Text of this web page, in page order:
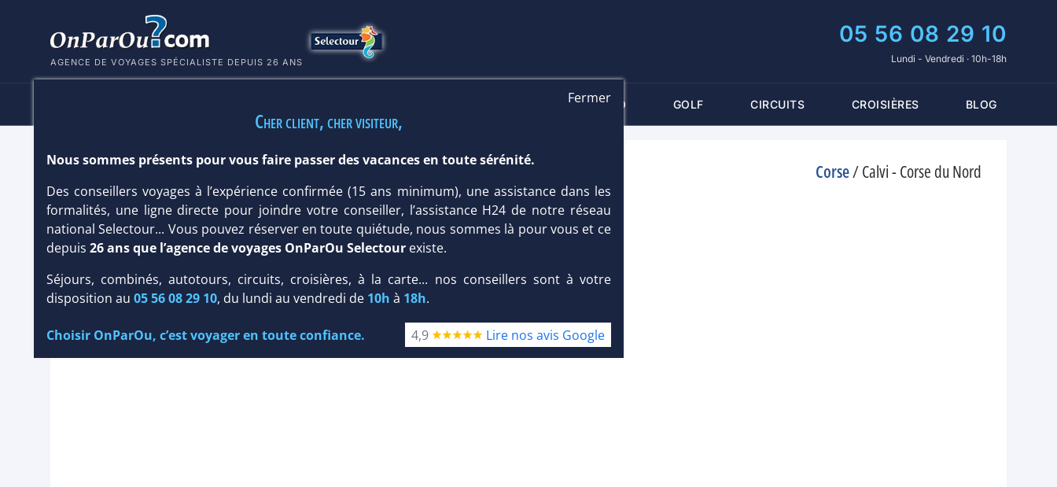
AGENCE DE VOYAGES SPÉCIALISTE DEPUIS 26 ANS
05 56 08 29 10
Lundi - Vendredi · 10h-18h
THALASSO GOLF CIRCUITS CROISIÈRES BLOG
HÔTEL LA SIGNORIA 5* Corse/Calvi - Corse du Nord
HôtelCharme/Prestige
Fermer
Cher client, cher visiteur,
Nous sommes présents pour vous faire passer des vacances en toute sérénité.
Des conseillers voyages à l’expérience confirmée (15 ans minimum), une assistance dans les
formalités, une ligne directe pour joindre votre conseiller, l’assistance H24 de notre réseau
national Selectour... Vous pouvez réserver en toute quiétude, nous sommes là pour vous et ce
depuis 26 ans que l’agence de voyages OnParOu Selectourexiste.
Séjours, combinés, autotours, circuits, croisières, à la carte... nos conseillers sont à votre
disposition au 05 56 08 29 10, du lundi au vendredi de 10h à 18h.
Choisir OnParOu, c’est voyager en toute confiance. 4,9 Lire nos avis Google